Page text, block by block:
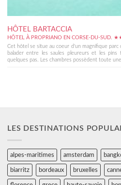
HÔTEL BARTACCIA
HÔTEL À PROPRIANO EN CORSE-DU-SUD.
Cet hôtel se situe au coeur d'un magnifique parc
balader entre les saules pleureurs et les
quelques pas. Les chambres possèdent toute
LES DESTINATIONS
alpes-maritimes amsterdam
biarritz bordeaux bruxelles